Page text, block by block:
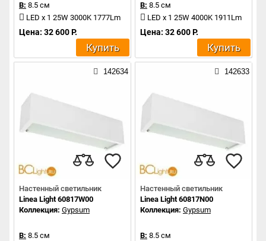
В: 8.5 см
LED x 1 25W 3000K 1777Lm
Цена: 32 600 Р.
Купить
В: 8.5 см
LED x 1 25W 4000K 1911Lm
Цена: 32 600 Р.
Купить
142634
Настенный светильник
Linea Light 60817W00
Коллекция: Gypsum
В: 8.5 см
142633
Настенный светильник
Linea Light 60817N00
Коллекция: Gypsum
В: 8.5 см